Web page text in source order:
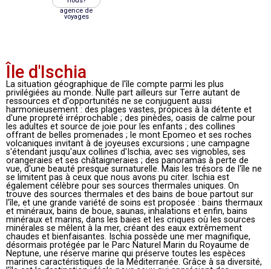
agence de
voyages
Île d'Ischia
La situation géographique de l'île compte parmi les plus
privilégiées au monde. Nulle part ailleurs sur Terre autant de
ressources et d'opportunités ne se conjuguent aussi
harmonieusement : des plages vastes, propices à la détente et
d'une propreté irréprochable ; des pinèdes, oasis de calme pour
les adultes et source de joie pour les enfants ; des collines
offrant de belles promenades ; le mont Epomeo et ses roches
volcaniques invitant à de joyeuses excursions ; une campagne
s'étendant jusqu'aux collines d'Ischia, avec ses vignobles, ses
orangeraies et ses châtaigneraies ; des panoramas à perte de
vue, d'une beauté presque surnaturelle. Mais les trésors de l'île ne
se limitent pas à ceux que nous avons pu citer. Ischia est
également célèbre pour ses sources thermales uniques. On
trouve des sources thermales et des bains de boue partout sur
l'île, et une grande variété de soins est proposée : bains thermaux
et minéraux, bains de boue, saunas, inhalations et enfin, bains
minéraux et marins, dans les baies et les criques où les sources
minérales se mêlent à la mer, créant des eaux extrêmement
chaudes et bienfaisantes. Ischia possède une mer magnifique,
désormais protégée par le Parc Naturel Marin du Royaume de
Neptune, une réserve marine qui préserve toutes les espèces
marines caractéristiques de la Méditerranée. Grâce à sa diversité,